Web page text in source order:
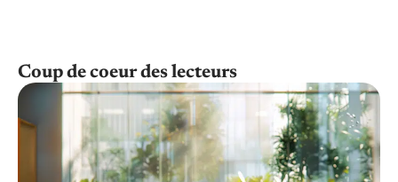
Coup de coeur des lecteurs